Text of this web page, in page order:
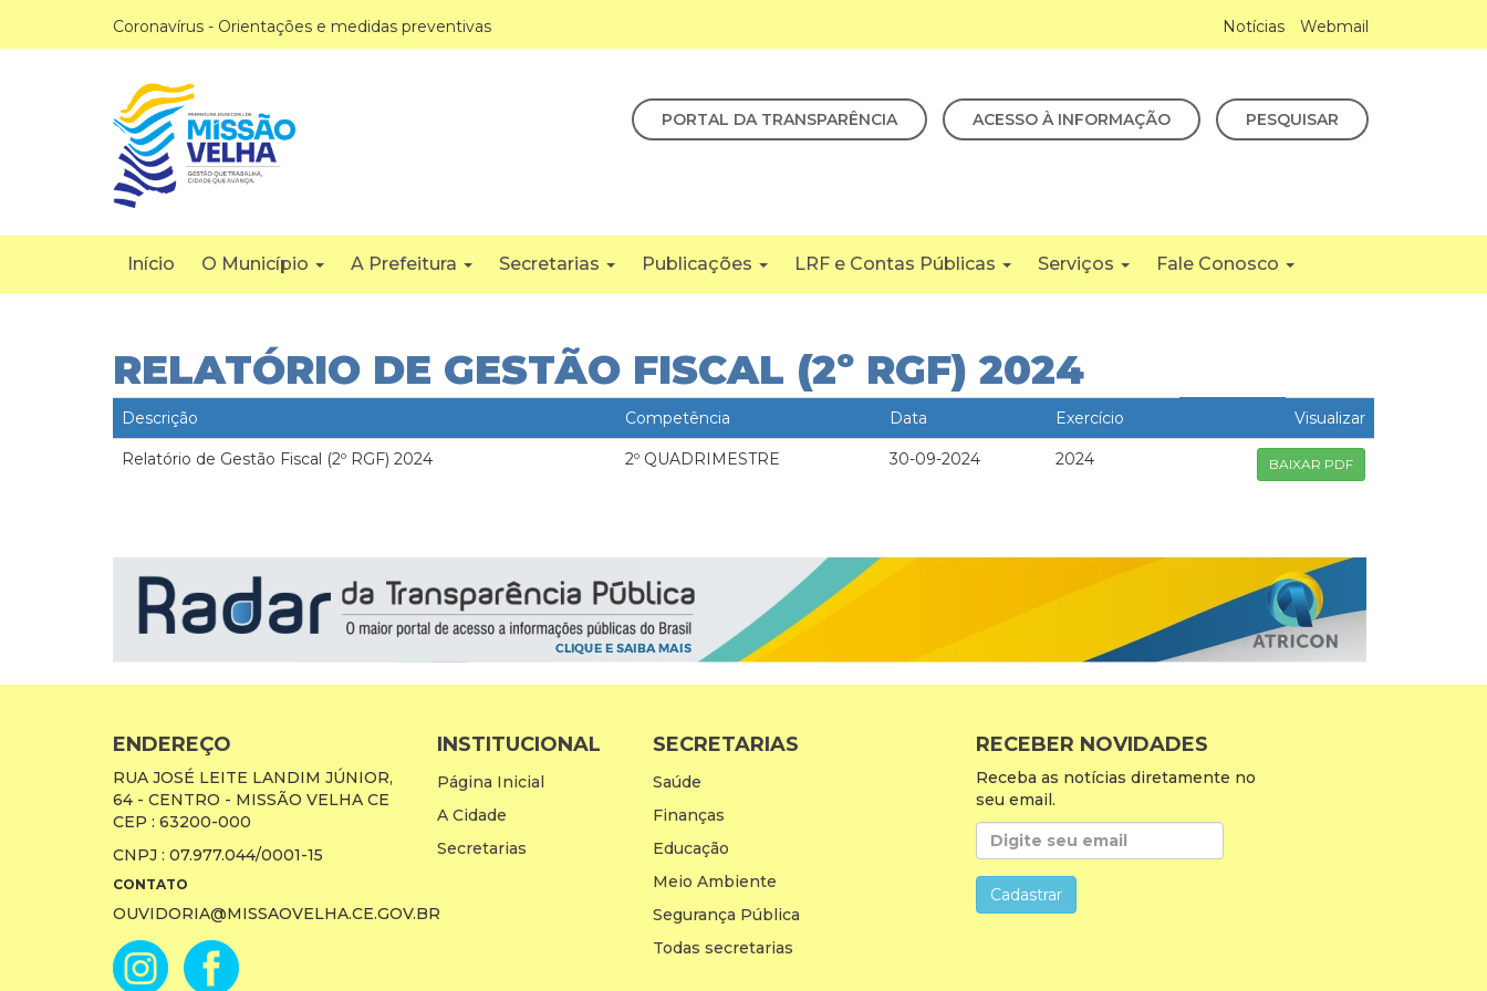
Coronavírus - Orientações e medidas preventivas Notícias Webmail
PORTAL DA TRANSPARÊNCIA ACESSO À INFORMAÇÃO PESQUISAR
Início O Município A Prefeitura Secretarias Publicações LRF e Contas Públicas Serviços Fale Conosco
RELATÓRIO DE GESTÃO FISCAL (2º RGF) 2024
Descrição Competência Data Exercício Visualizar
Relatório de Gestão Fiscal (2º RGF) 2024 2º QUADRIMESTRE 30-09-2024 2024 BAIXAR PDF
ENDEREÇO
RUA JOSÉ LEITE LANDIM JÚNIOR,
64 - CENTRO - MISSÃO VELHA CE
CEP : 63200-000
CNPJ : 07.977.044/0001-15
CONTATO
OUVIDORIA@MISSAOVELHA.CE.GOV.BR
INSTITUCIONAL
Página Inicial
A Cidade
Secretarias
SECRETARIAS
Saúde
Finanças
Educação
Meio Ambiente
Segurança Pública
Todas secretarias
RECEBER NOVIDADES
Receba as notícias diretamente no
seu email.